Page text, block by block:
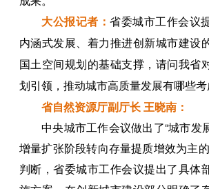
大公报记者：省委城市工作会议
内涵式发展、着力推进创新城市建设
国土空间规划的基础支撑，请问我省
划引领，推动城市高质量发展有哪些考
省自然资源厅副厅长 王晓南：
中央城市工作会议做出了“城市发
增量扩张阶段转向存量提质增效为主
判断，省委城市工作会议提出了具体